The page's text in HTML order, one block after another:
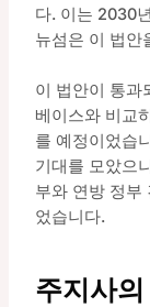
다. 이는 2030
뉴섬은 이 법안
이 법안이 통과
베이스와 비교
를 예정이었습
기대를 모았으
부와 연방 정부
었습니다.
주지사